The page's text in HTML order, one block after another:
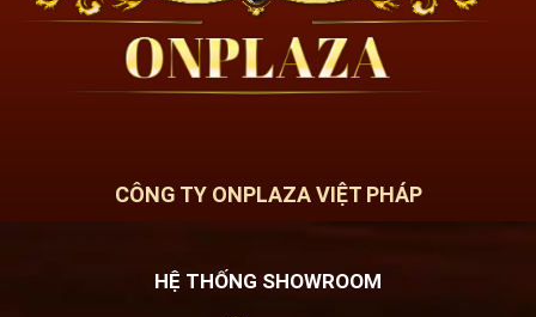
CÔNG TY ONPLAZA VIỆT PHÁP
HỆ THỐNG SHOWROOM